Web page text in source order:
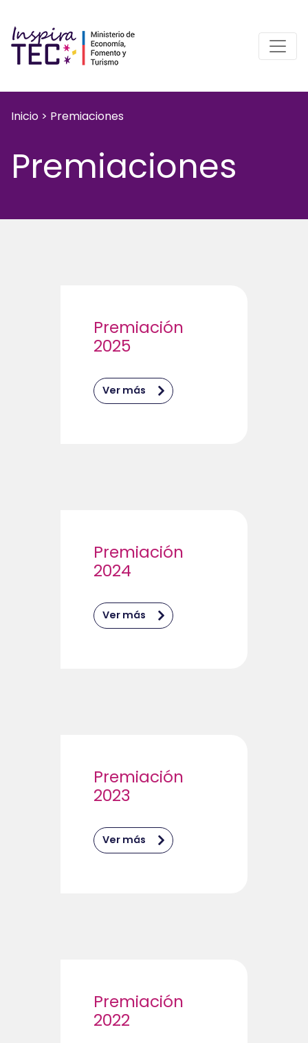
Inicio > Premiaciones
Premiaciones
Premiación
2025
Ver más
Premiación
2024
Ver más
Premiación
2023
Ver más
Premiación
2022